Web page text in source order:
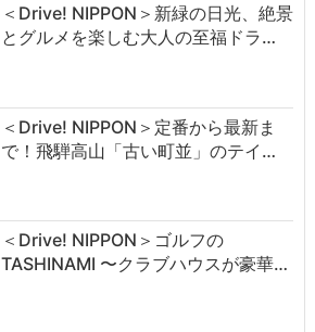
＜Drive! NIPPON＞新緑の日光、絶景
とグルメを楽しむ大人の至福ドラ…
＜Drive! NIPPON＞定番から最新ま
で！飛騨高山「古い町並」のテイ…
＜Drive! NIPPON＞ゴルフの
TASHINAMI 〜クラブハウスが豪華…